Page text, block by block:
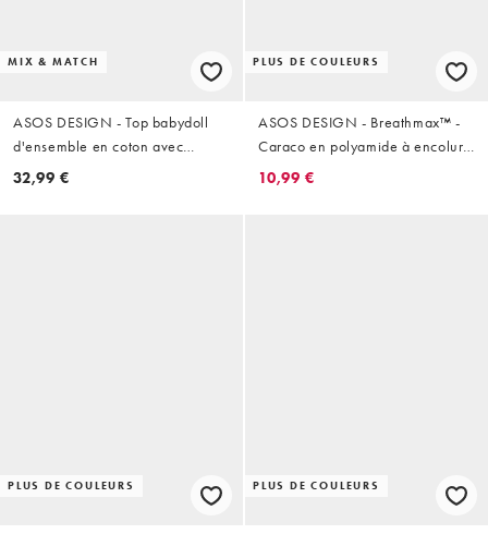
MIX & MATCH
ASOS DESIGN - Top babydoll
d'ensemble en coton avec
bordures en dentelle - Marron
32,99 €
PLUS DE COULEURS
ASOS DESIGN - Breathmax™ -
Caraco en polyamide à encolure
dégagée et bretelles élastiques -
10,99 €
PLUS DE COULEURS PLUS DE COULEURS